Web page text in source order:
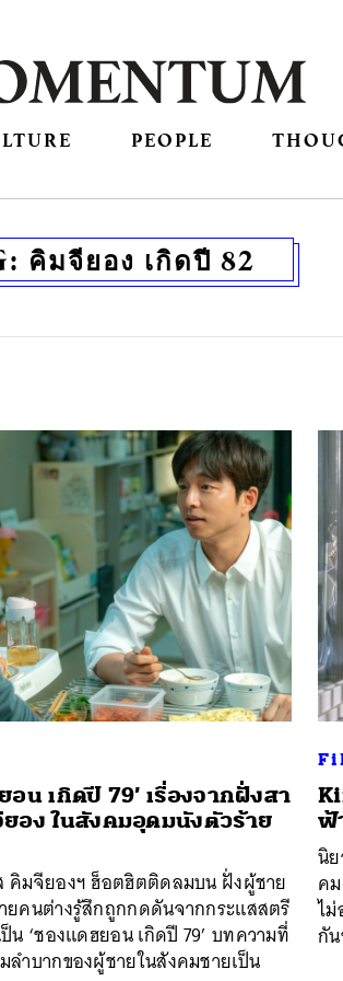
PEOPLE
คิมจียอง เกิดปี 82
อน เกิดปี 79’ เรื่องจากฝั่งสา
อง ในสังคมอุดมนังตัวร้าย
คิมจียองฯ ฮ็อตฮิตติดลมบน ฝั่งผู้ชาย
ยคนต่างรู้สึกถูกกดดันจากกระแสสตรี
น ‘ชองแดฮยอน เกิดปี 79’ บทความที่
ลำบากของผู้ชายในสังคมชายเป็น
ฟ้
นิ
ค
ไ
กั